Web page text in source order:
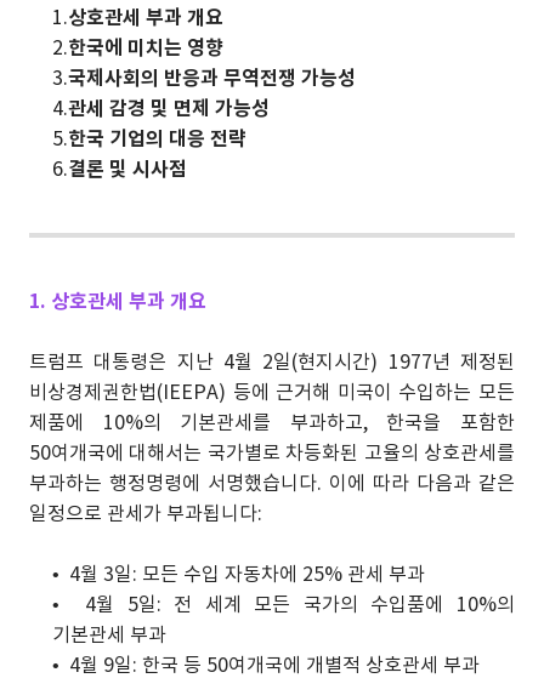
1.상호관세 부과 개요
2.한국에 미치는 영향
3.국제사회의 반응과 무역전쟁 가능성
4.관세 감경 및 면제 가능성
5.한국 기업의 대응 전략
6.결론 및 시사점
1. 상호관세 부과 개요
트럼프 대통령은 지난 4월 2일(현지시간) 1977년 제정된
비상경제권한법(IEEPA) 등에 근거해 미국이 수입하는 모든
제품에 10%의 기본관세를 부과하고, 한국을 포함한
50여개국에 대해서는 국가별로 차등화된 고율의 상호관세를
부과하는 행정명령에 서명했습니다. 이에 따라 다음과 같은
일정으로 관세가 부과됩니다:
• 4월 3일: 모든 수입 자동차에 25% 관세 부과
• 4월 5일: 전 세계 모든 국가의 수입품에 10%의
기본관세 부과
• 4월 9일: 한국 등 50여개국에 개별적 상호관세 부과